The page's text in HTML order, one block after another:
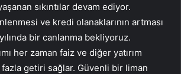
sıkıntılar devam ediyor.
ve kredi olanaklarının artması
bir canlanma bekliyoruz.
her zaman faiz ve diğer yatırım
fazla getiri sağlar. Güvenli bir liman